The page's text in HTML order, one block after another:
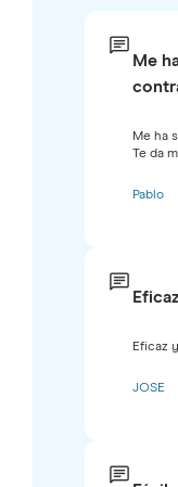
Me
Me ha
Te da
Pablo
Eficaz
Eficaz
JOSE